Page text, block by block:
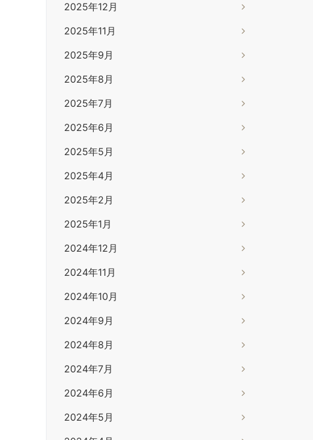
2025年12月
2025年11月
2025年9月
2025年8月
2025年7月
2025年6月
2025年5月
2025年4月
2025年2月
2025年1月
2024年12月
2024年11月
2024年10月
2024年9月
2024年8月
2024年7月
2024年6月
2024年5月